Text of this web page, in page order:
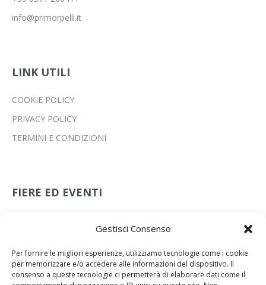
Gestisci Consenso
Per fornire le migliori esperienze, utilizziamo tecnologie come i cookie
per memorizzare e/o accedere alle informazioni del dispositivo. Il
consenso a queste tecnologie ci permetterà di elaborare dati come il
info@primorpelli.it
LINK UTILI
COOKIE POLICY
PRIVACY POLICY
TERMINI E CONDIZIONI
FIERE ED EVENTI
Lineapelle New York
15 Lug 2026